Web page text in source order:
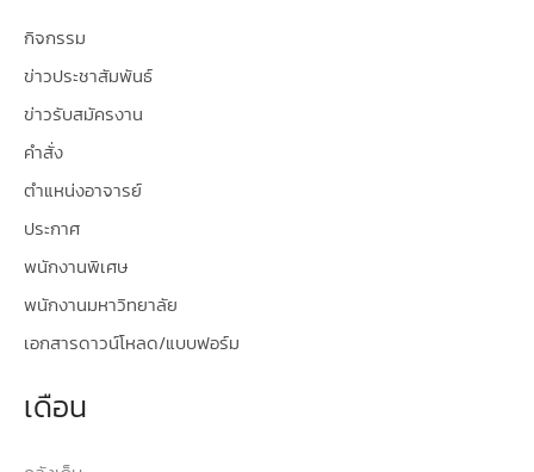
กิจกรรม
ข่าวประชาสัมพันธ์
ข่าวรับสมัครงาน
คำสั่ง
ตำแหน่งอาจารย์
ประกาศ
พนักงานพิเศษ
พนักงานมหาวิทยาลัย
เอกสารดาวน์โหลด/แบบฟอร์ม
เดือน